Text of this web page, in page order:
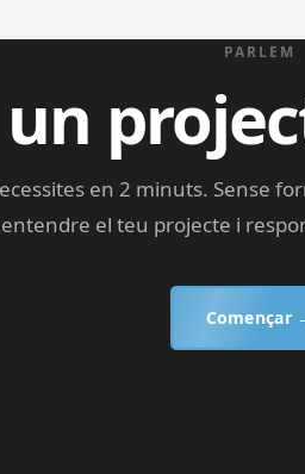
PARLEM
un
en 2 minuts. Sense
el teu projecte i
Començar